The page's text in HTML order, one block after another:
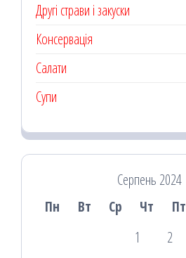
Другі страви і закуски
Консервація
Салати
Супи
Серпень 2024
Пн
Вт Ср Чт Пт
1
2